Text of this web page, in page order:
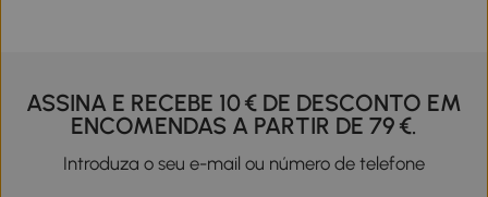
ASSINA E RECEBE 10 € DE DESCONTO EM
ENCOMENDAS A PARTIR DE 79 €.
Introduza o seu e-mail ou número de telefone